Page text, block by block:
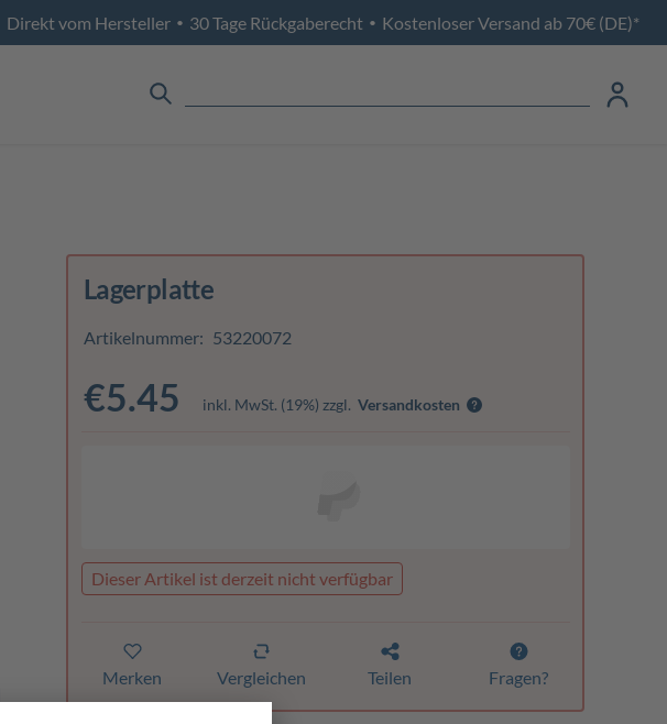
Direkt vom Hersteller • 30 Tage Rückgaberecht • Kostenloser Versand ab 70€ (DE)*
Lagerplatte
Artikelnummer: 53220072
€5.45 inkl. MwSt. (19%) zzgl. Versandkosten
Dieser Artikel ist derzeit nicht verfügbar
Merken Vergleichen Teilen Fragen?